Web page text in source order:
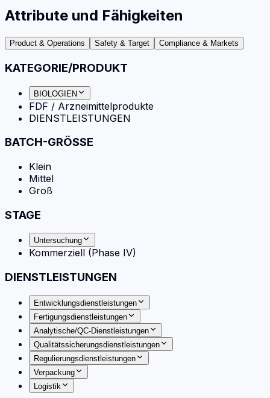
Attribute und Fähigkeiten
Product & Operations Safety & Target Compliance & Markets
KATEGORIE/PRODUKT
BIOLOGIEN
FDF / Arzneimittelprodukte
DIENSTLEISTUNGEN
BATCH-GRÖSSE
Klein
Mittel
Groß
STAGE
Untersuchung
Kommerziell (Phase IV)
DIENSTLEISTUNGEN
Entwicklungsdienstleistungen
Fertigungsdienstleistungen
Analytische/QC-Dienstleistungen
Qualitätssicherungsdienstleistungen
Regulierungsdienstleistungen
Verpackung
Logistik